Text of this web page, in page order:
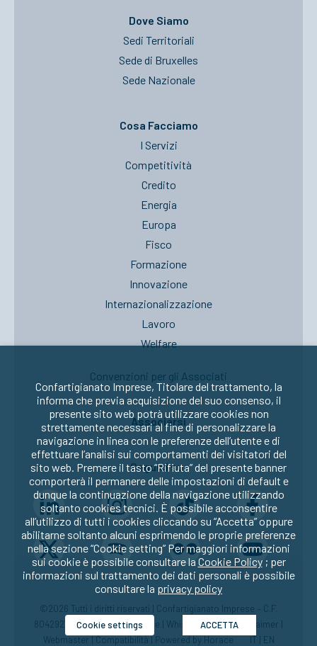
Dove Siamo
Sedi Territoriali
Sede di Bruxelles
Sede Nazionale
Cosa Facciamo
I Servizi
Competitività
Credito
Energia
Europa
Fisco
Formazione
Innovazione
Internazionalizzazione
Lavoro
Welfare
Convenzioni per gli Associati
Associarsi
Seguici su:
©2026 Tutti i diritti riservati | Confartigianato Imprese – C.F.
80429270582 |Privacy|Cookie Whistleblowing|Disclaimer
Webmaster|Compatibilità| Powered by Horace IT EN
Confartigianato Imprese, Titolare del trattamento, la
informa che previa acquisizione del suo consenso, il
presente sito web potrà utilizzare cookies non
strettamente necessari al fine di personalizzare la
navigazione in linea con le preferenze dell’utente e di
effettuare l’analisi sui comportamenti dei visitatori del
sito web. Premere il tasto “Rifiuta” del presente banner
comporterà il permanere delle impostazioni di default e
dunque la continuazione della navigazione utilizzando
soltanto cookies tecnici. È possibile acconsentire
all’utilizzo di tutti i cookies cliccando su “Accetta” oppure
abilitarne soltanto alcuni esprimendo le proprie preferenze
nella sezione “Cookie setting” Per maggiori informazioni
sui cookie è possibile consultare la Cookie Policy; per
informazioni sul trattamento dei dati personali è possibile
consultare la privacy policy
Cookie settings ACCETTA